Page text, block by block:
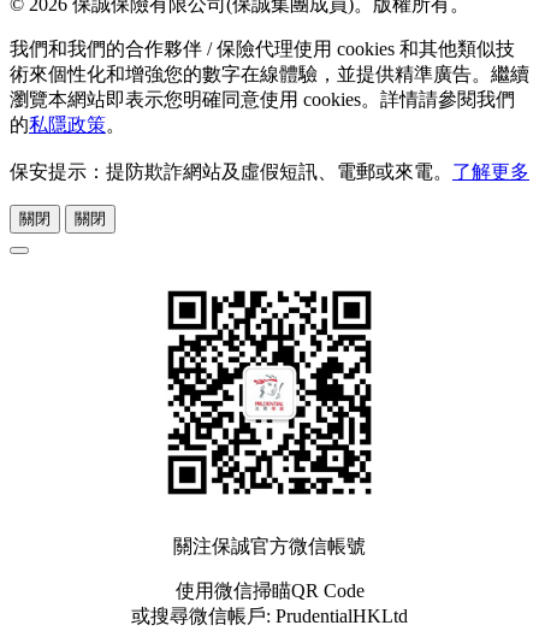
© 2026 保誠保險有限公司(保誠集團成員)。版權所有。
我們和我們的合作夥伴 / 保險代理使用 cookies 和其他類似技
術來個性化和增強您的數字在線體驗，並提供精準廣告。繼續
瀏覽本網站即表示您明確同意使用 cookies。詳情請參閱我們
的私隱政策。
保安提示：提防欺詐網站及虛假短訊、電郵或來電。 了解更多
關閉 關閉
關注保誠官方微信帳號
使用微信掃瞄QR Code
或搜尋微信帳戶: PrudentialHKLtd